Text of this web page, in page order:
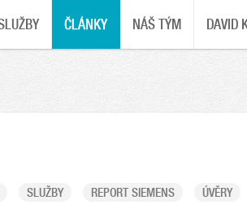
ČLÁNKY NÁŠ TÝM DAVID
SLUŽBY REPORT SIEMENS ÚVĚRY